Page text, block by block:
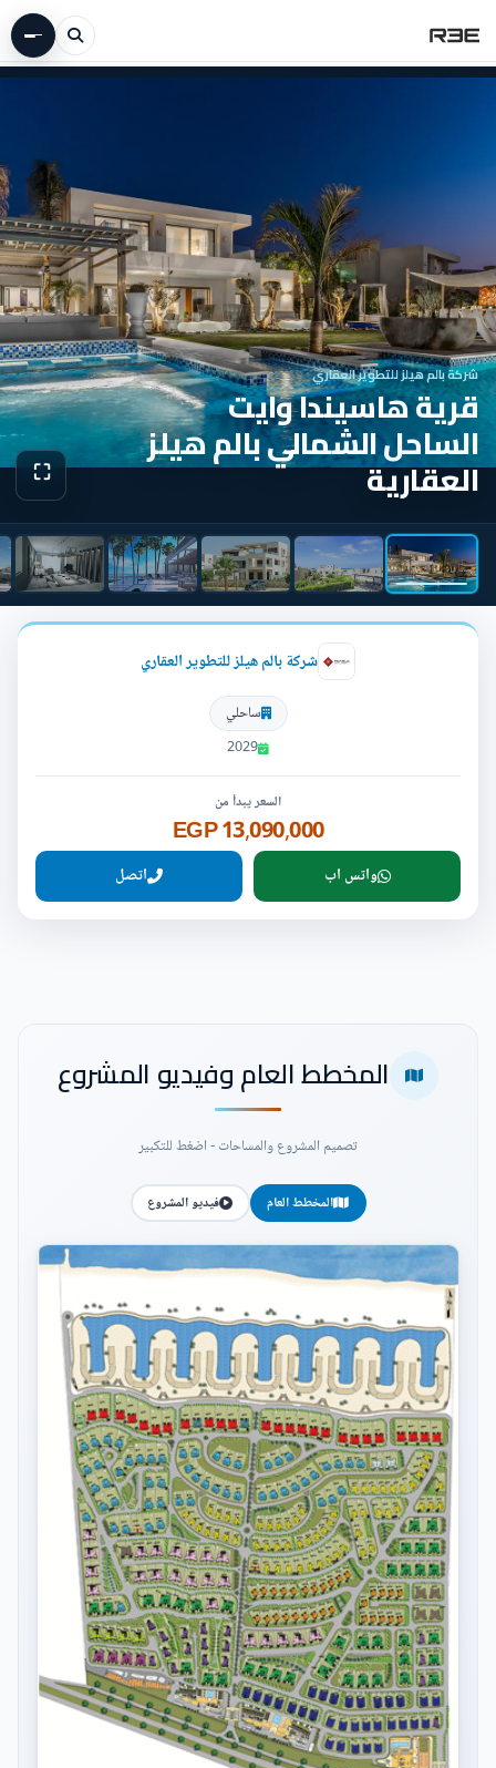
شركة بالم هيلز للتطوير العقاري
قرية هاسيندا وايت
الساحل الشمالي بالم هيلز
العقارية ⛶عرض
شركة بالم هيلز للتطوير العقاري
ساحلي
2029
السعر يبدأ من
13,090,000 EGP
واتس اب اتصل
المخطط العام وفيديو المشروع
تصميم المشروع والمساحات - اضغط للتكبير
المخطط العام فيديو المشروع